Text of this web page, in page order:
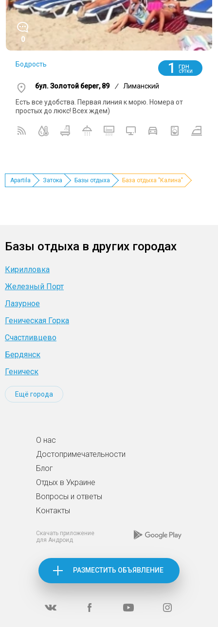
0
Бодрость 1 грн
СУТКИ
бул. Золотой берег, 89 / Лиманский
Есть все удобства. Первая линия к морю. Номера от
простых до люкс! Всех ждем)
Apartila Затока Базы отдыха База отдыха "Калина"
Базы отдыха в других городах
Кирилловка
Железный Порт
Лазурное
Геническая Горка
Счастливцево
Бердянск
Геническ
Ещё города
О нас
Достопримечательности
Блог
Отдых в Украине
Вопросы и ответы
Контакты
Скачать приложение
для Андроид
РАЗМЕСТИТЬ ОБЪЯВЛЕНИЕ